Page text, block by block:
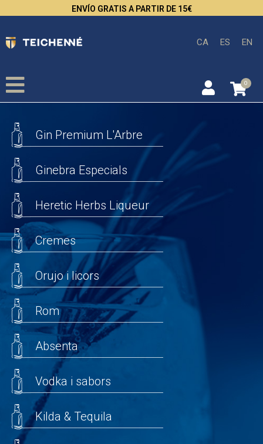
ENVÍO GRATIS A PARTIR DE 15€
CA ES EN
0
Gin Premium L'Arbre
Ginebra Especials
Heretic Herbs Liqueur
Cremes
Orujo i licors
Rom
Absenta
Vodka i sabors
Kilda & Tequila